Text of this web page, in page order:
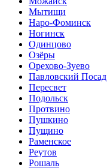
Мытищи
Наро-Фоминск
Ногинск
Одинцово
Озёры
Орехово-Зуево
Павловский Посад
Пересвет
Подольск
Протвино
Пушкино
Пущино
Раменское
Реутов
Рошаль